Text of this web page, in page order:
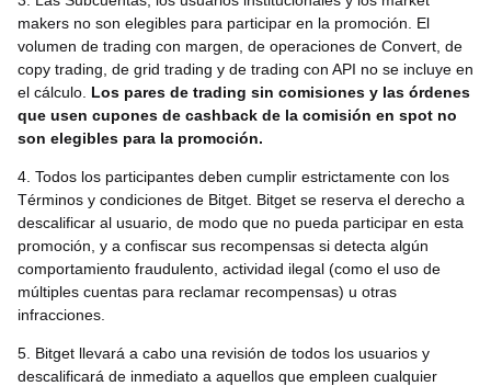
makers no son elegibles para participar en la promoción. El
volumen de trading con margen, de operaciones de Convert, de
copy trading, de grid trading y de trading con API no se incluye en
el cálculo. Los pares de trading sin comisiones y las órdenes
que usen cupones de cashback de la comisión en spot no
son elegibles para la promoción.
4. Todos los participantes deben cumplir estrictamente con los
Términos y condiciones de Bitget. Bitget se reserva el derecho a
descalificar al usuario, de modo que no pueda participar en esta
promoción, y a confiscar sus recompensas si detecta algún
comportamiento fraudulento, actividad ilegal (como el uso de
múltiples cuentas para reclamar recompensas) u otras
infracciones.
5. Bitget llevará a cabo una revisión de todos los usuarios y
descalificará de inmediato a aquellos que empleen cualquier